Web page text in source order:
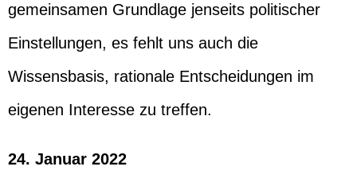
gemeinsamen Grundlage jenseits politischer
Einstellungen, es fehlt uns auch die
Wissensbasis, rationale Entscheidungen im
eigenen Interesse zu treffen.
24. Januar 2022